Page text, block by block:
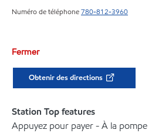
Numéro de téléphone780-812-3960
Fermer
Obtenir des directions
Station Top features
Appuyez pour payer - À la pompe